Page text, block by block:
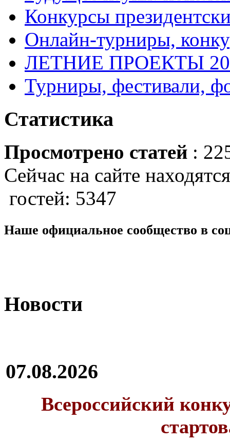
Конкурсы
Онлайн-турниры,
ЛЕТНИЕ ПРОЕКТЫ
Турниры, фестивали,
Статистика
Просмотрено статей :
Сейчас на сайте
гостей: 5347
Наше официальное сообщество в
Новости
07.08.2026
Всероссийский